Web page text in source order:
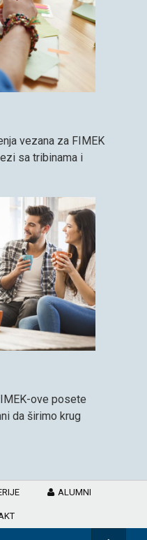
vezana za FIMEK
sa tribinama i
ove posete
da širimo krug
ALUMNI